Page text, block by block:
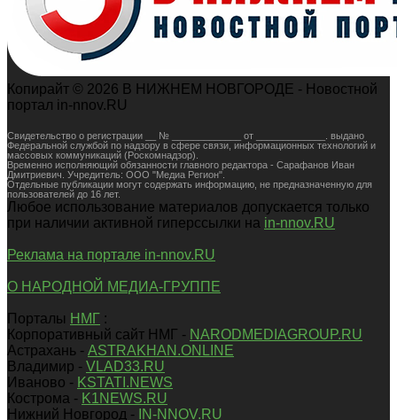
Копирайт © 2026 В НИЖНЕМ НОВГОРОДЕ - Новостной
портал in-nnov.RU
Свидетельство о регистрации __ № _____________ от _____________. выдано
Федеральной службой по надзору в сфере связи, информационных технологий и
массовых коммуникаций (Роскомнадзор).
Временно исполняющий обязанности главного редактора - Сарафанов Иван
Дмитриевич. Учредитель: ООО "Медиа Регион".
Отдельные публикации могут содержать информацию, не предназначенную для
пользователей до 16 лет.
Любое использование материалов допускается только
при наличии активной гиперссылки на in-nnov.RU
Реклама на портале in-nnov.RU
О НАРОДНОЙ МЕДИА-ГРУППЕ
Порталы НМГ :
Корпоративный сайт НМГ - NARODMEDIAGROUP.RU
Астрахань - ASTRAKHAN.ONLINE
Владимир - VLAD33.RU
Иваново - KSTATI.NEWS
Кострома - K1NEWS.RU
Нижний Новгород -
IN-NNOV.RU